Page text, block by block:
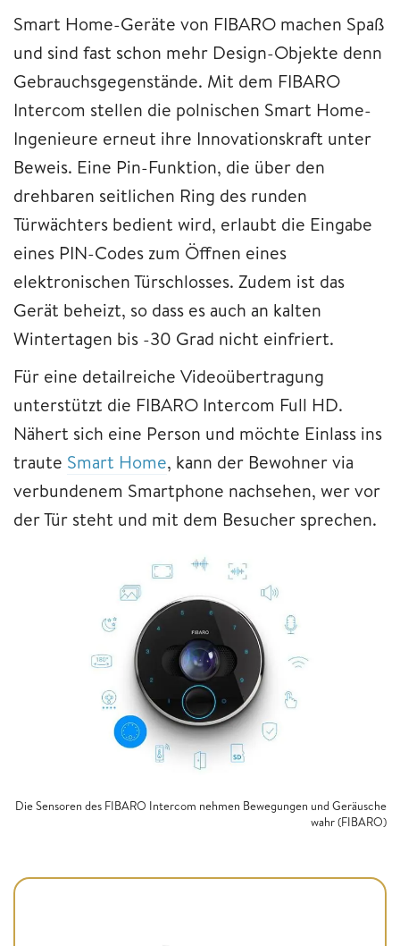
Smart Home-Geräte von FIBARO machen Spaß
und sind fast schon mehr Design-Objekte denn
Gebrauchsgegenstände. Mit dem FIBARO
Intercom stellen die polnischen Smart Home-
Ingenieure erneut ihre Innovationskraft unter
Beweis. Eine Pin-Funktion, die über den
drehbaren seitlichen Ring des runden
Türwächters bedient wird, erlaubt die Eingabe
eines PIN-Codes zum Öffnen eines
elektronischen Türschlosses. Zudem ist das
Gerät beheizt, so dass es auch an kalten
Wintertagen bis -30 Grad nicht einfriert.
Für eine detailreiche Videoübertragung
unterstützt die FIBARO Intercom Full HD.
Nähert sich eine Person und möchte Einlass ins
traute Smart Home, kann der Bewohner via
verbundenem Smartphone nachsehen, wer vor
der Tür steht und mit dem Besucher sprechen.
Die Sensoren des FIBARO Intercom nehmen Bewegungen und Geräusche
wahr (FIBARO)